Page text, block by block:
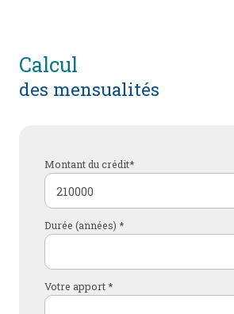
calcul
des mensualités
Montant du crédit*
Durée (années) *
Votre apport *